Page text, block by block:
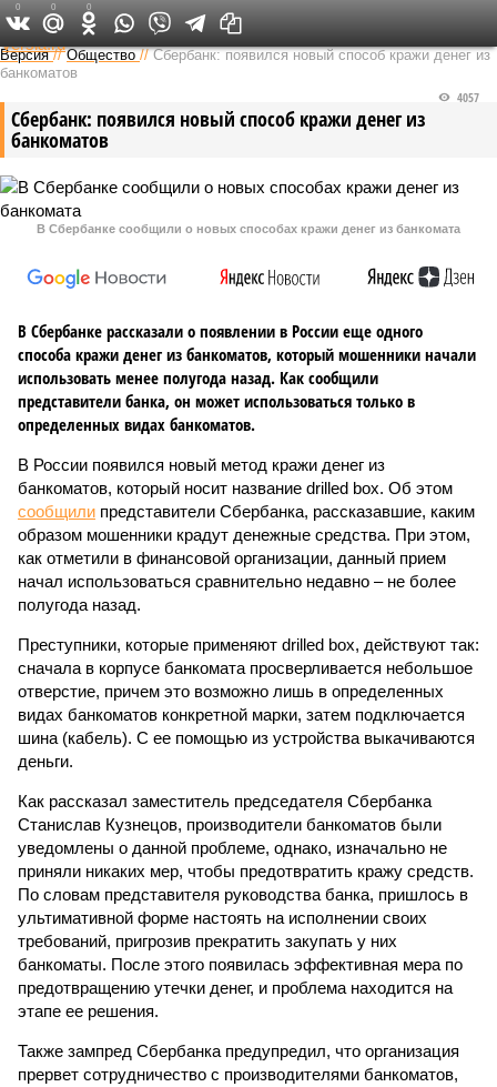
Федеральный выпуск
Версия //Общество //Сбербанк: появился новый способ кражи денег из
банкоматов
Сбербанк: появился новый способ кражи денег из
банкоматов
4057
В Сбербанке сообщили о новых способах кражи денег из банкомата
В Сбербанке рассказали о появлении в России еще одного
способа кражи денег из банкоматов, который мошенники начали
использовать менее полугода назад. Как сообщили
представители банка, он может использоваться только в
определенных видах банкоматов.
В России появился новый метод кражи денег из
банкоматов, который носит название drilled box. Об этом
сообщили представители Сбербанка, рассказавшие, каким
образом мошенники крадут денежные средства. При этом,
как отметили в финансовой организации, данный прием
начал использоваться сравнительно недавно – не более
полугода назад.
Преступники, которые применяют drilled box, действуют так:
сначала в корпусе банкомата просверливается небольшое
отверстие, причем это возможно лишь в определенных
видах банкоматов конкретной марки, затем подключается
шина (кабель). С ее помощью из устройства выкачиваются
деньги.
Как рассказал заместитель председателя Сбербанка
Станислав Кузнецов, производители банкоматов были
уведомлены о данной проблеме, однако, изначально не
приняли никаких мер, чтобы предотвратить кражу средств.
По словам представителя руководства банка, пришлось в
ультимативной форме настоять на исполнении своих
требований, пригрозив прекратить закупать у них
банкоматы. После этого появилась эффективная мера по
предотвращению утечки денег, и проблема находится на
этапе ее решения.
Также зампред Сбербанка предупредил, что организация
прервет сотрудничество с производителями банкоматов,
0 0 0